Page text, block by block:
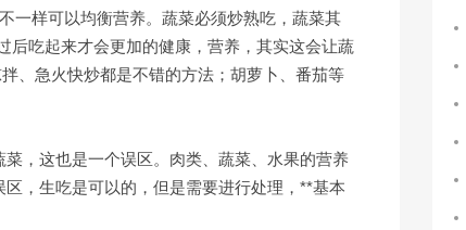
一样可以均衡营养。蔬菜必须炒熟吃，蔬菜其
后吃起来才会更加的健康，营养，其实这会让蔬
、急火快炒都是不错的方法；胡萝卜、番茄等
，这也是一个误区。肉类、蔬菜、水果的营养
，生吃是可以的，但是需要进行处理，**基本